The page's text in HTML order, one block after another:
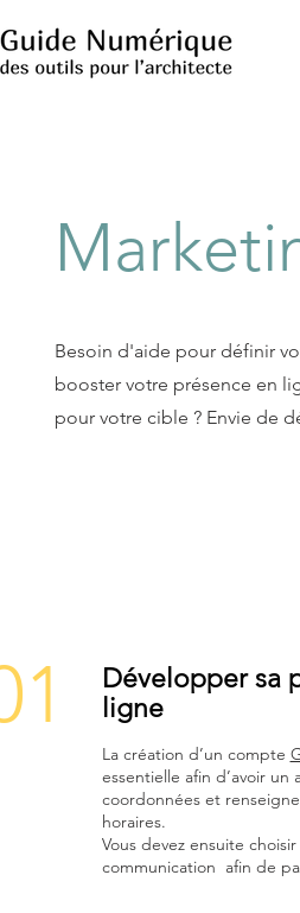
Besoin d'aide pour définir
booster votre présence en
pour votre cible ? Envie de
Développer sa
ligne
La création d’un compte
essentielle afin d’avoir un
coordonnées et
horaires.
Vous devez ensuite
communication afin de